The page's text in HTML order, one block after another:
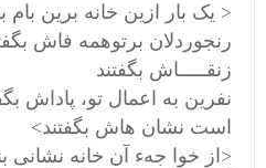
< یک بار ازین خانه برین بام
رنجوردلان برتوهمه فاش
زنقـــــاش بگفتند
نفرین به اعمال تو، پاداش
است نشان هاش بگفتند>
<از خوا جهء آن خانه نشانی